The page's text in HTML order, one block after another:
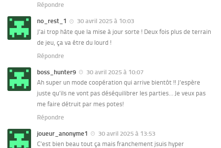
Répondre
no_rest_1
30 avril 2025 à 10:03
J’ai trop hâte que la mise à jour sorte ! Deux fois plus de terrain
de jeu, ça va être du lourd !
Répondre
boss_hunter9
30 avril 2025 à 10:07
Ah super un mode coopération qui arrive bientôt !! J’espère
juste qu’ils ne vont pas déséquilibrer les parties… Je veux pas
me faire détruit par mes potes!
Répondre
joueur_anonyme1
30 avril 2025 à 13:53
C’est bien beau tout ça mais franchement jsuis hyper